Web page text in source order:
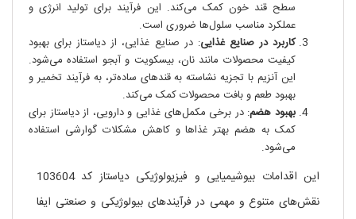
سطح قند خون کمک می‌کند. این فرآیند برای تولید انرژی و
عملکرد مناسب سلول‌ها ضروری است.
کاربرد در صنایع غذایی: در صنایع غذایی، از دیاستاز برای بهبود
کیفیت محصولات مانند نان، بیسکویت و آبجو استفاده می‌شود.
این آنزیم با تجزیه نشاسته به قندهای ساده‌تر، به فرآیند تخمیر و
بهبود طعم و بافت محصولات کمک می‌کند.
بهبود هضم: در برخی مکمل‌های غذایی و دارویی، از دیاستاز برای
کمک به هضم بهتر غذاها و کاهش مشکلات گوارشی استفاده
می‌شود.
این اقدامات بیوشیمیایی و فیزیولوژیکی دیاستاز کد 103604
نقش‌های متنوع و مهمی در فرآیندهای بیولوژیکی و صنعتی ایفا